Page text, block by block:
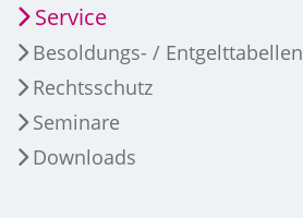
Service
Besoldungs- / Entgelttabellen
Rechtsschutz
Seminare
Downloads